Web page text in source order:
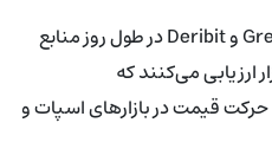
داده‌ها و پوزیشنینگ از GreeksLive و Deribit در طول روز منابع
ارزیابی می‌کنند که
قیمت در بازارهای اسپات و